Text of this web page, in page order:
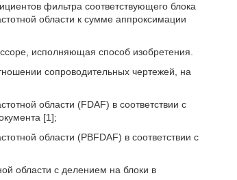
фильтра соответствующего блока
области к сумме аппроксимации
исполняющая способ изобретения.
сопроводительных чертежей, на
области (FDAF) в соответствии с
[1];
области (PBFDAF) в соответствии с
области с делением на блоки в